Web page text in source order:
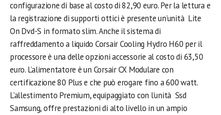
configurazione di base al costo di 82,90 euro. Per la lettura e
la registrazione di supporti ottici è presente un’unità Lite
On Dvd-S in formato slim. Anche il sistema di
raffreddamento a liquido Corsair Cooling Hydro H60 per il
processore è una delle opzioni accessorie al costo di 63,50
euro. L’alimentatore è un Corsair CX Modulare con
certificazione 80 Plus e che può erogare fino a 600 watt.
L’allestimento Premium, equipaggiato con l’unità Ssd
Samsung, offre prestazioni di alto livello in un ampio